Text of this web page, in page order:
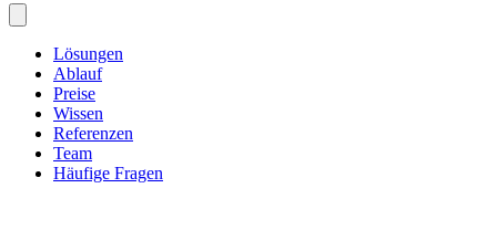
Lösungen
Ablauf
Preise
Wissen
Referenzen
Team
Häufige Fragen